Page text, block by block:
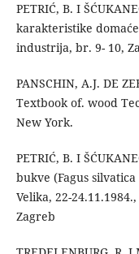
PETRIĆ, B. I
karakteristike
industrija, br. 9- 10,
PANSCHIN, A.J. DE
Textbook of. wood
New York.
PETRIĆ, B. I
bukve (Fagus
Velika, 22-
Zagreb